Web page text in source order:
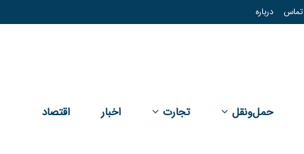
تماس درباره
حمل‌و‌نقل تجارت اخبار اقتصاد